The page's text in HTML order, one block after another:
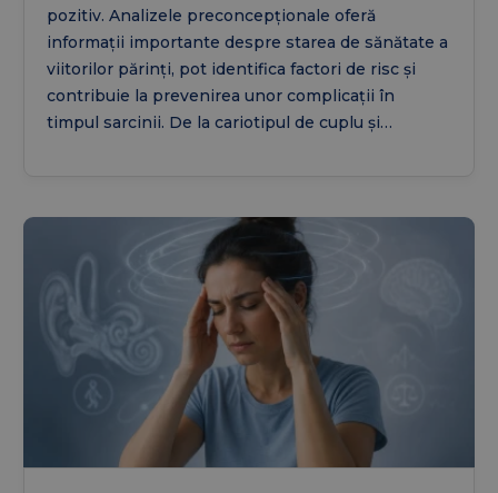
pozitiv. Analizele preconcepționale oferă
informații importante despre starea de sănătate a
viitorilor părinți, pot identifica factori de risc și
contribuie la prevenirea unor complicații în
timpul sarcinii. De la cariotipul de cuplu și